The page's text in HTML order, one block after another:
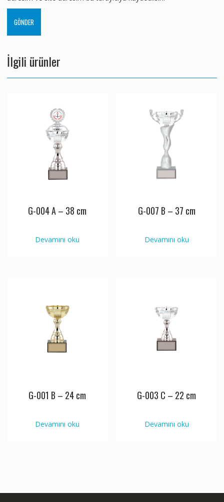
İlgili ürünler
G-004 A – 38 cm
Devamını oku
G-007 B – 37 cm
Devamını oku
G-001 B – 24 cm
Devamını oku
G-003 C – 22 cm
Devamını oku